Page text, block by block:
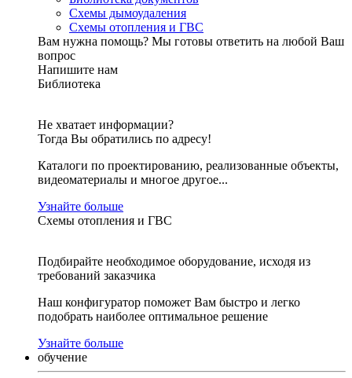
Схемы дымоудаления
Схемы отопления и ГВС
Вам нужна помощь? Мы готовы ответить на любой Ваш
вопрос
Напишите нам
Библиотека
Не хватает информации?
Тогда Вы обратились по адресу!
Каталоги по проектированию, реализованные объекты,
видеоматериалы и многое другое...
Узнайте больше
Схемы отопления и ГВС
Подбирайте необходимое оборудование, исходя из
требований заказчика
Наш конфигуратор поможет Вам быстро и легко
подобрать наиболее оптимальное решение
Узнайте больше
обучение